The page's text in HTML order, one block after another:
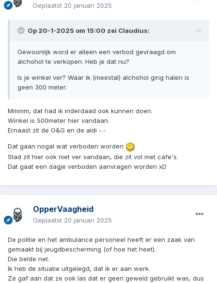
Geplaatst 20 januari 2025
Op 20-1-2025 om 15:00 zei Claudius:
Gewoonlijk word er alleen een verbod gevraagd om
alchohol te verkopen. Heb je dat nu?
Is je winkel ver? Waar ik (meestal) alchohol ging halen is
geen 300 meter.
Mmmm, dat had ik inderdaad ook kunnen doen.
Winkel is 500meter hier vandaan.
Ernaast zit de G&G en de aldi -.-
Dat gaan nogal wat verboden worden
Stad zit hier ook niet ver vandaan, die zit vol met cafe's.
Dat gaat een dagje verboden aanvragen worden xD
OpperVaagheid
Geplaatst 20 januari 2025
De politie en het ambulance personeel heeft er een zaak van
gemaakt bij jeugdbescherming (of hoe het heet).
Die belde net.
Ik heb de situatie uitgelegd, dat ik er aan werk.
Ze gaf aan dat ze ook las dat er geen geweld gebruikt was, dus